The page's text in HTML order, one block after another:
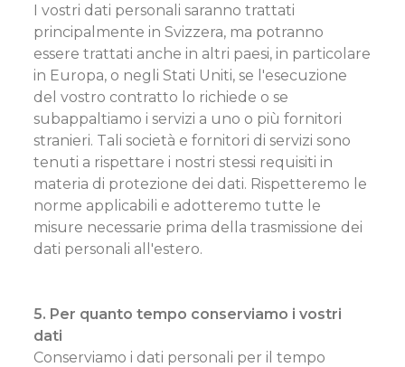
I vostri dati personali saranno trattati
principalmente in Svizzera, ma potranno
essere trattati anche in altri paesi, in particolare
in Europa, o negli Stati Uniti, se l'esecuzione
del vostro contratto lo richiede o se
subappaltiamo i servizi a uno o più fornitori
stranieri. Tali società e fornitori di servizi sono
tenuti a rispettare i nostri stessi requisiti in
materia di protezione dei dati. Rispetteremo le
norme applicabili e adotteremo tutte le
misure necessarie prima della trasmissione dei
dati personali all'estero.
5. Per quanto tempo conserviamo i vostri
dati
Conserviamo i dati personali per il tempo